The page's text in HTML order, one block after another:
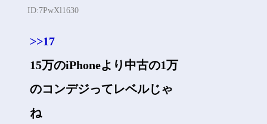
ID:7PwXl1630
>>17
15万のiPhoneより中古の1万
のコンデジってレベルじゃ
ね